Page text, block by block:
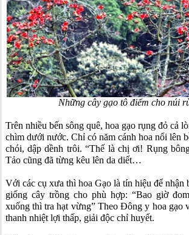
Những cây gạo tô điểm cho núi
Trên nhiều bến sông quê, hoa gạo rụng đỏ cả
chìm dưới nước. Chỉ có năm cánh hoa nổi lên
chói, dập dềnh trôi. “Thế là chị ơi! Rụng
Tảo cũng đã từng kêu lên da diết…
Với các cụ xưa thì hoa Gạo là tín hiệu để nhận
giống cây trồng cho phù hợp: “Bao giờ
xuống thì tra hạt vừng” Theo Đông y hoa gạo
thanh nhiệt lợi thấp, giải độc chỉ huyết.